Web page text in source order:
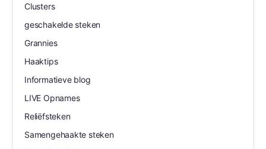
Clusters
geschakelde steken
Grannies
Haaktips
Informatieve blog
LIVE Opnames
Reliëfsteken
Samengehaakte steken